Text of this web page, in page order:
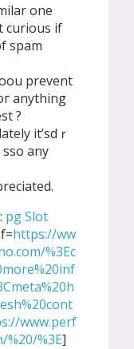
one
curious if
spam
prevent
anything
?
it’ѕdｒ
any
pg Slot
https://ww
%3Ec
www.perf
%20/%3E]